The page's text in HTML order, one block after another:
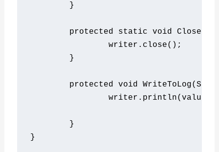
}
protected static void CloseLog
		writer
. close();
}
protected void WriteToLog(
		writer
. println( value
}
}